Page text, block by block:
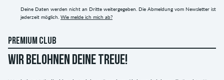
Deine Daten werden nicht an Dritte weitergegeben. Die Abmeldung vom Newsletter ist
jederzeit möglich. Wie melde ich mich ab?
PREMIUM CLUB
WIR BELOHNEN DEINE TREUE!